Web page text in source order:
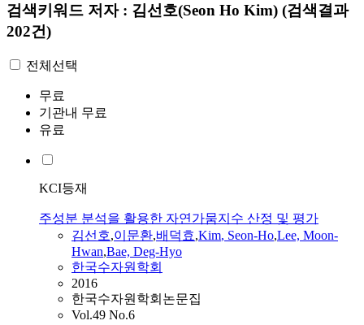
검색키워드 저자 : 김선호(Seon Ho Kim) (검색결과
202건)
전체선택
무료
기관내 무료
유료
KCI등재
주성분 분석을 활용한 자연가뭄지수 산정 및 평가
김선호,이문환,배덕효,Kim, Seon-Ho,Lee, Moon-
Hwan,Bae, Deg-Hyo
한국수자원학회
2016
한국수자원학회논문집
Vol.49 No.6